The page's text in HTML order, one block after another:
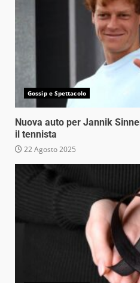
Gossip e Spettacolo
Nuova auto per Jannik
il tennista
22 Agosto 2025